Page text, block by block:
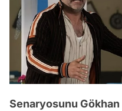
Senaryosunu Gökhan